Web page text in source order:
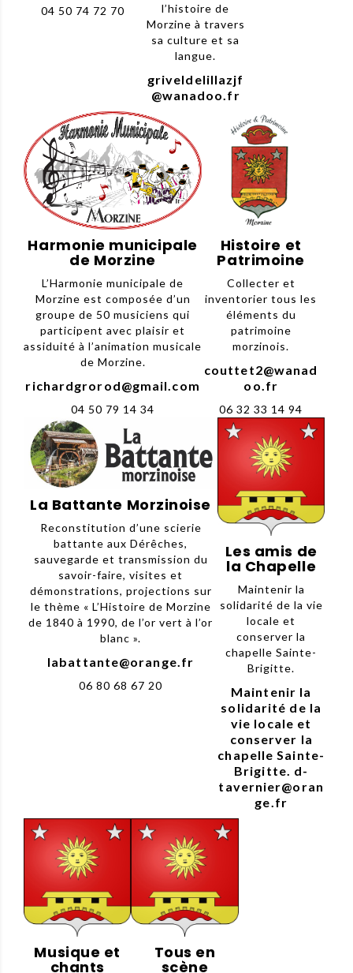
04 50 74 72 70
l’histoire de
Morzine à travers
sa culture et sa
langue.
griveldelillazjf
@wanadoo.fr
Harmonie municipale
de Morzine
L’Harmonie municipale de
Morzine est composée d’un
groupe de 50 musiciens qui
participent avec plaisir et
assiduité à l’animation musicale
de Morzine.
richardgrorod@gmail.com
04 50 79 14 34
Histoire et
Patrimoine
Collecter et
inventorier tous les
éléments du
patrimoine
morzinois.
couttet2@wanad
oo.fr
06 32 33 14 94
La Battante Morzinoise
Reconstitution d’une scierie
battante aux Dérêches,
sauvegarde et transmission du
savoir-faire, visites et
démonstrations, projections sur
le thème « L’Histoire de Morzine
de 1840 à 1990, de l’or vert à l’or
blanc ».
labattante@orange.fr
06 80 68 67 20
Les amis de
la Chapelle
Maintenir la
solidarité de la vie
locale et
conserver la
chapelle Sainte-
Brigitte.
Maintenir la
solidarité de la
vie locale et
conserver la
chapelle Sainte-
Brigitte. d-
tavernier@oran
ge.fr
Musique et
chants
Tous en
scène